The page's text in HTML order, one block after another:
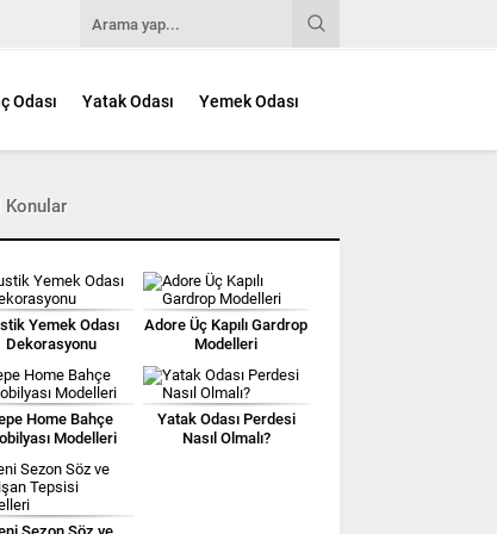
Odası Yatak Odası Yemek Odası
Konular
Yemek Odası
Dekorasyonu
Adore Üç Kapılı Gardrop
Modelleri
Home Bahçe
Modelleri
Yatak Odası Perdesi
Nasıl Olmalı?